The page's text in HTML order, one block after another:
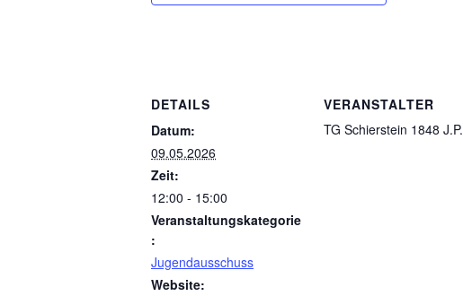
DETAILS
Datum:
09.05.2026
Zeit:
12:00 - 15:00
Veranstaltungskategorie
:
Jugendausschuss
Website:
VERANSTALTER
TG Schierstein 1848 J.P.